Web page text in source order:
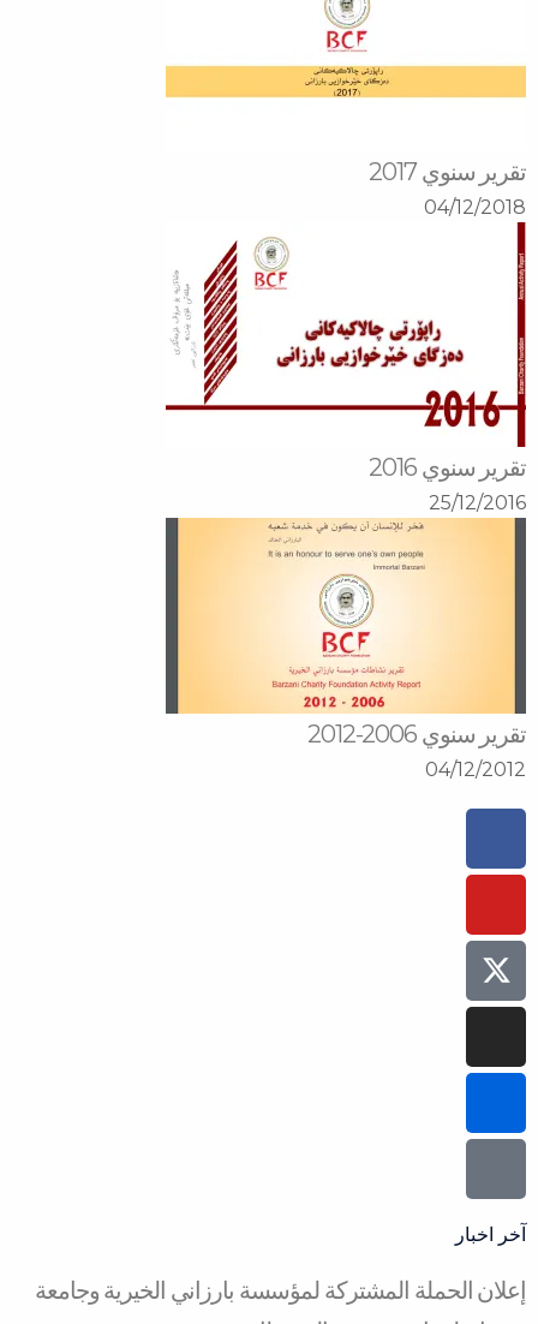
تقرير سنوي 2017
04/12/2018
تقرير سنوي 2016
25/12/2016
تقرير سنوي 2006-2012
04/12/2012
Facebook-
Youtube
Instagram
Flickr
Tiktok
آخر اخبار
إعلان الحملة المشتركة لمؤسسة بارزاني الخيرية وجامعة